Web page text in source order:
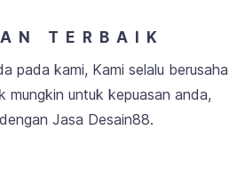
TERBAIK
pada kami, Kami selalu berusaha
mungkin untuk kepuasan anda,
Jasa Desain88.